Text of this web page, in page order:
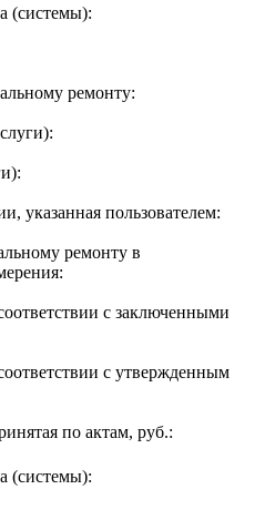
(системы):
ремонту:
указанная пользователем:
ремонту в
с заключенными
с утвержденным
по актам, руб.:
(системы):